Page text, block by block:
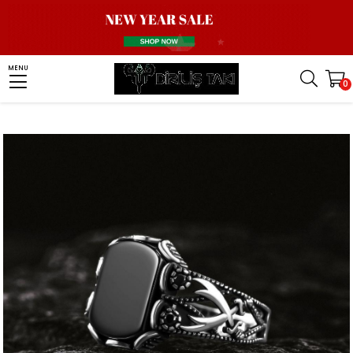
MENU
0
Men Silver Ring Stone Ring Onyx Stone Ring
Zincir Motifli Oniks Taşlı Gümüş Yüzük